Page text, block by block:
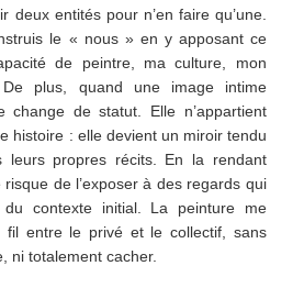
deux entités pour n’en faire qu’une.
le « nous » en y apposant ce
de peintre, ma culture, mon
De plus, quand une image intime
change de statut. Elle n’appartient
histoire : elle devient un miroir tendu
leurs propres récits. En la rendant
de l’exposer à des regards qui
contexte initial. La peinture me
fil entre le privé et le collectif, sans
ni totalement cacher.